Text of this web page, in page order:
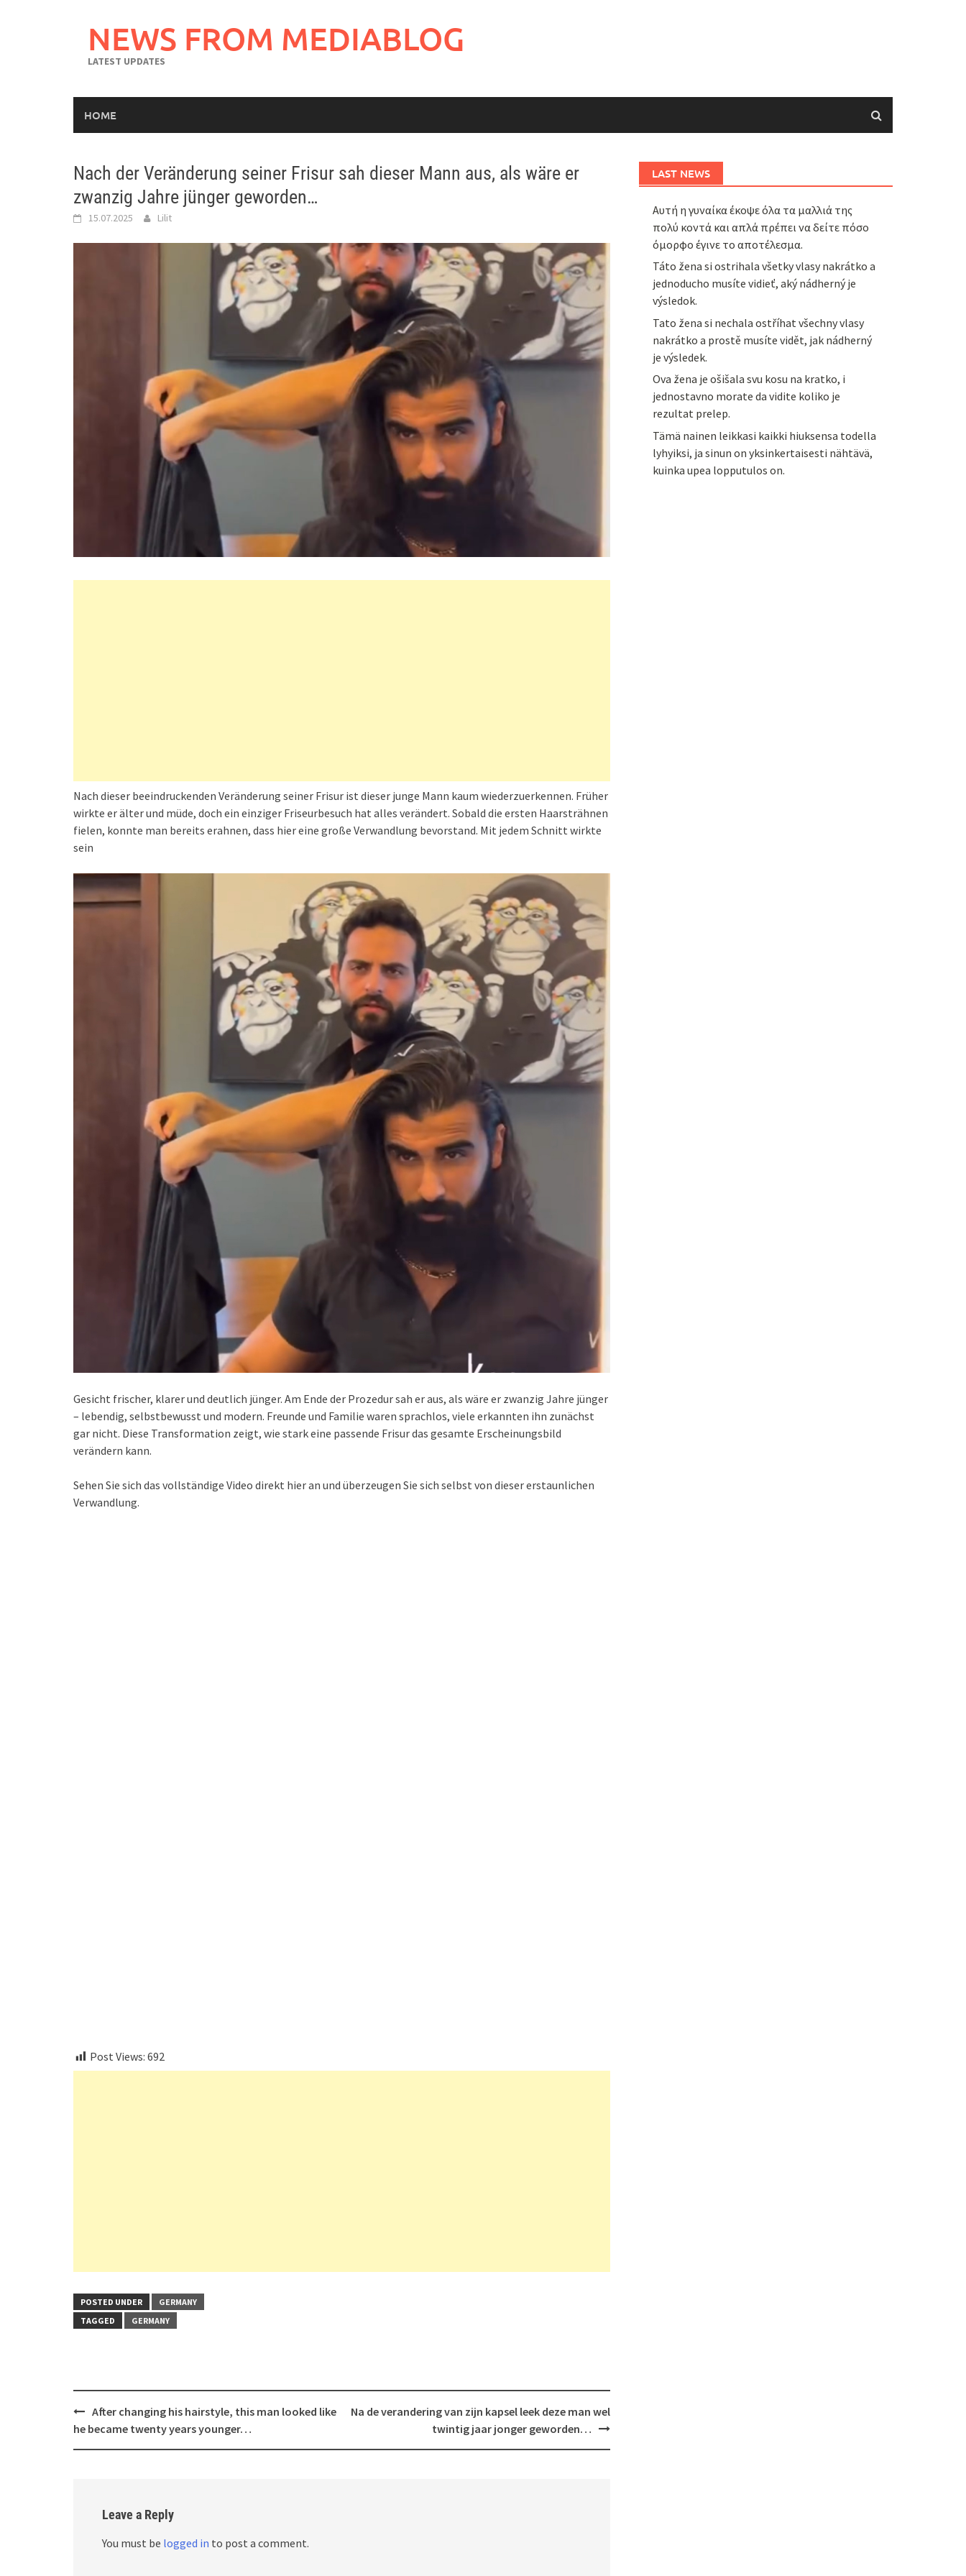
NEWS FROM MEDIABLOG
LATEST UPDATES
HOME
Nach der Veränderung seiner Frisur sah dieser Mann aus, als wäre er
zwanzig Jahre jünger geworden…
15.07.2025 Lilit
Nach dieser beeindruckenden Veränderung seiner Frisur ist dieser junge Mann kaum wiederzuerkennen. Früher
wirkte er älter und müde, doch ein einziger Friseurbesuch hat alles verändert. Sobald die ersten Haarsträhnen
fielen, konnte man bereits erahnen, dass hier eine große Verwandlung bevorstand. Mit jedem Schnitt wirkte
sein
Gesicht frischer, klarer und deutlich jünger. Am Ende der Prozedur sah er aus, als wäre er zwanzig Jahre jünger
– lebendig, selbstbewusst und modern. Freunde und Familie waren sprachlos, viele erkannten ihn zunächst
gar nicht. Diese Transformation zeigt, wie stark eine passende Frisur das gesamte Erscheinungsbild
verändern kann.
Sehen Sie sich das vollständige Video direkt hier an und überzeugen Sie sich selbst von dieser erstaunlichen
Verwandlung.
Post Views: 692
POSTED UNDER
GERMANY
TAGGED
GERMANY
Post
navigation
After changing his hairstyle, this man looked like
he became twenty years younger…
Na de verandering van zijn kapsel leek deze man wel
twintig jaar jonger geworden…
Leave a Reply
You must be logged in to post a comment.
LAST NEWS
Αυτή η γυναίκα έκοψε όλα τα μαλλιά της
πολύ κοντά και απλά πρέπει να δείτε πόσο
όμορφο έγινε το αποτέλεσμα.
Táto žena si ostrihala všetky vlasy nakrátko a
jednoducho musíte vidieť, aký nádherný je
výsledok.
Tato žena si nechala ostříhat všechny vlasy
nakrátko a prostě musíte vidět, jak nádherný
je výsledek.
Ova žena je ošišala svu kosu na kratko, i
jednostavno morate da vidite koliko je
rezultat prelep.
Tämä nainen leikkasi kaikki hiuksensa todella
lyhyiksi, ja sinun on yksinkertaisesti nähtävä,
kuinka upea lopputulos on.